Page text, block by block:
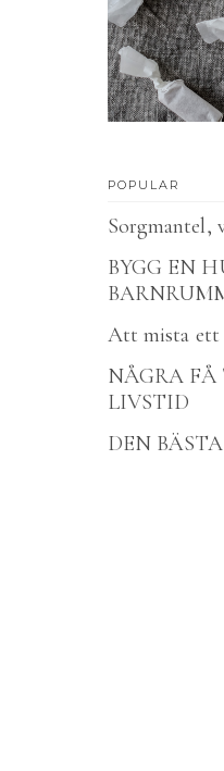
POPULAR
Sorgmantel,
BYGG EN
Att mista ett
NÅGRA
LIVSTID
DEN